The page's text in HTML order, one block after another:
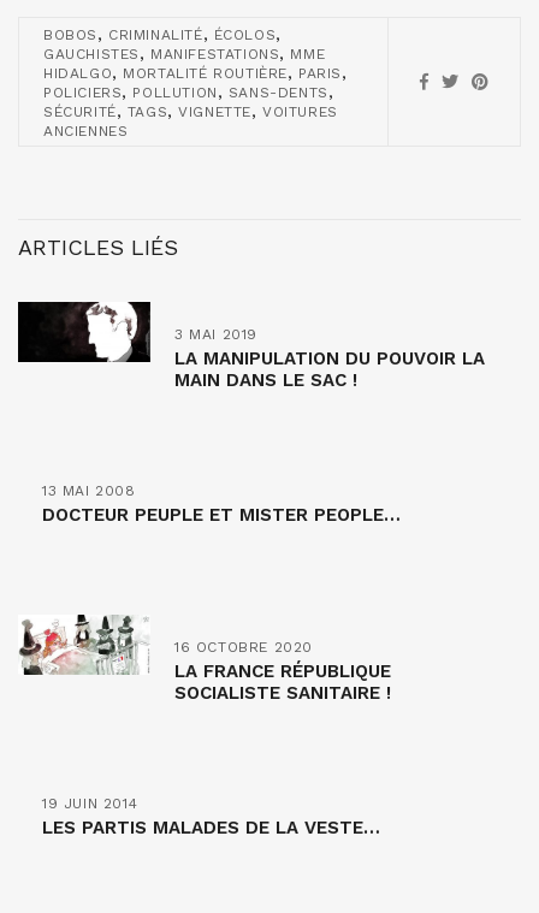
BOBOS , CRIMINALITÉ, ÉCOLOS,
GAUCHISTES , MANIFESTATIONS, MME
HIDALGO, MORTALITÉ ROUTIÈRE, PARIS ,
POLICIERS, POLLUTION , SANS-DENTS ,
SÉCURITÉ, TAGS,VIGNETTE,VOITURES
ANCIENNES
ARTICLES LIÉS
3 MAI 2019
LA MANIPULATION DU POUVOIR LA
MAIN DANS LE SAC !
13 MAI 2008
DOCTEUR PEUPLE ET MISTER PEOPLE…
16 OCTOBRE 2020
LA FRANCE RÉPUBLIQUE
SOCIALISTE SANITAIRE !
19 JUIN 2014
LES PARTIS MALADES DE LA VESTE…